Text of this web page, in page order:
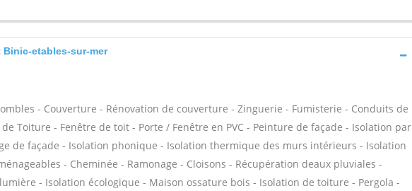
etables-sur-mer
- Couverture - Rénovation de couverture - Zinguerie - Fumisterie - Conduits de
Toiture - Fenêtre de toit - Porte / Fenêtre en PVC - Peinture de façade - Isolation par
de façade - Isolation phonique - Isolation thermique des murs intérieurs - Isolation
- Cheminée - Ramonage - Cloisons - Récupération deaux pluviales -
- Isolation écologique - Maison ossature bois - Isolation de toiture - Pergola -